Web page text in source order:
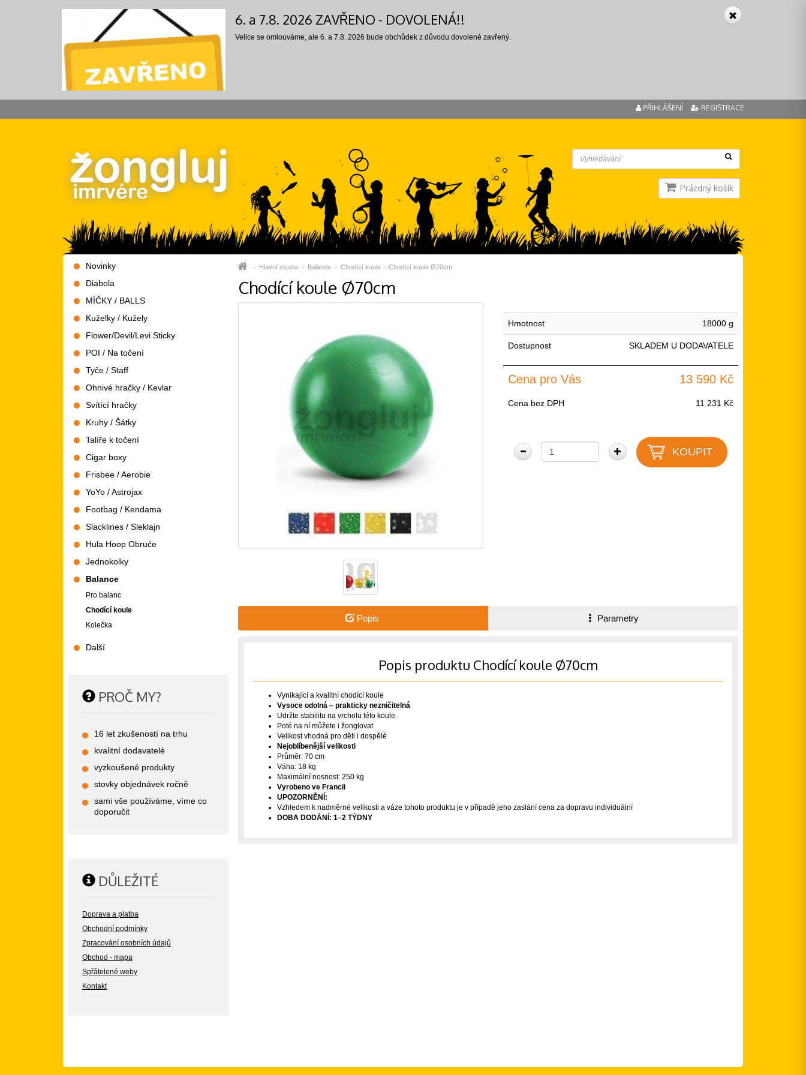
6. a 7.8. 2026 ZAVŘENO - DOVOLENÁ!!
Velice se omlouváme, ale 6. a 7.8. 2026 bude obchůdek z důvodu dovolené zavřený.
PŘIHLÁŠENÍ REGISTRACE
Prázdný košík
Hlavní strana Balance Chodící koule Chodící koule Ø70cm
Chodící koule Ø70cm
Hmotnost 18000 g
Dostupnost SKLADEM U DODAVATELE
Cena pro Vás 13 590 Kč
Cena bez DPH 11 231 Kč
Popis Parametry
Popis produktu Chodící koule Ø70cm
Vynikající a kvalitní chodící koule
Vysoce odolná – prakticky nezničitelná
Udržte stabilitu na vrcholu této koule
Poté na ní můžete i žonglovat
Velikost vhodná pro děti i dospělé
Nejoblíbenější velikosti
Průměr: 70 cm
Váha: 18 kg
Maximální nosnost: 250 kg
Vyrobeno ve Francii
UPOZORNĚNÍ:
Vzhledem k nadměrné velikosti a váze tohoto produktu je v případě jeho zaslání cena za dopravu individuální
DOBA DODÁNÍ: 1–2 TÝDNY
Novinky
Diabola
MÍČKY / BALLS
Kuželky / Kužely
Flower/Devil/Levi Sticky
POI / Na točení
Tyče / Staff
Ohnivé hračky / Kevlar
Svítící hračky
Kruhy / Šátky
Talíře k točení
Cigar boxy
Frisbee / Aerobie
YoYo / Astrojax
Footbag / Kendama
Slacklines / Sleklajn
Hula Hoop Obruče
Jednokolky
Balance
Pro balanc
Chodící koule
Kolečka
Další
PROČ MY?
16 let zkušeností na trhu
kvalitní dodavatelé
vyzkoušené produkty
stovky objednávek ročně
sami vše používáme, víme co
doporučit
DŮLEŽITÉ
Doprava a platba
Obchodní podmínky
Zpracování osobních údajů
Obchod - mapa
Spřátelené weby
Kontakt